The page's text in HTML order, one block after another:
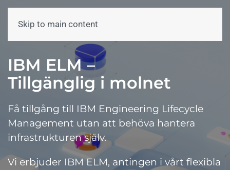
Skip to main content
IBM ELM –
Tillgänglig i molnet
Få tillgång till IBM Engineering Lifecycle
Management utan att behöva hantera
infrastrukturen själv.
Vi erbjuder IBM ELM, antingen i vårt flexibla